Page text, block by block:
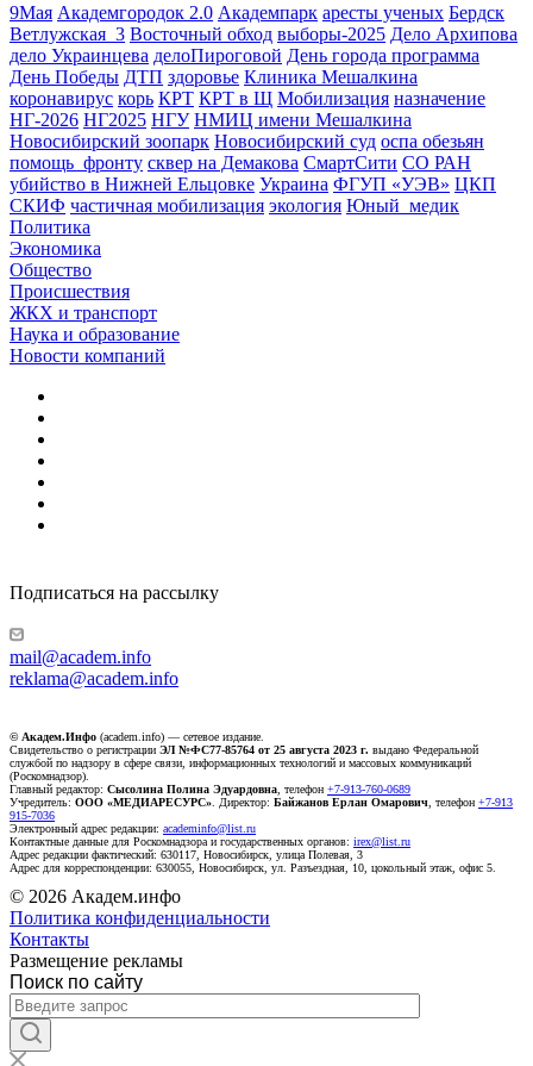
9Мая Академгородок 2.0 Академпарк аресты ученых Бердск
Ветлужская_3 Восточный обход выборы-2025 Дело Архипова
дело Украинцева делоПироговой День города программа
День Победы ДТП здоровье Клиника Мешалкина
коронавирус корь КРТ КРТ в Щ Мобилизация назначение
НГ-2026 НГ2025 НГУ НМИЦ имени Мешалкина
Новосибирский зоопарк Новосибирский суд оспа обезьян
помощь_фронту сквер на Демакова СмартСити СО РАН
убийство в Нижней Ельцовке Украина ФГУП «УЭВ» ЦКП
СКИФ частичная мобилизация экология Юный_медик
Политика
Экономика
Общество
Происшествия
ЖКХ и транспорт
Наука и образование
Новости компаний
Подписаться на рассылку
mail@academ.info
reklama@academ.info
© Академ.Инфо (academ.info) — сетевое издание.
Свидетельство о регистрации ЭЛ №ФС77-85764 от 25 августа 2023 г. выдано Федеральной
службой по надзору в сфере связи, информационных технологий и массовых коммуникаций
(Роскомнадзор).
Главный редактор: Сысолина Полина Эдуардовна , телефон +7-913-760-0689
Учредитель: ООО «МЕДИАРЕСУРС» . Директор: Байжанов Ерлан Омарович , телефон +7-913
915-7036
Электронный адрес редакции: academinfo@list.ru
Контактные данные для Роскомнадзора и государственных органов: irex@list.ru
Адрес редакции фактический: 630117, Новосибирск, улица Полевая, 3
Адрес для корреспонденции: 630055, Новосибирск, ул. Разъездная, 10, цокольный этаж, офис 5.
© 2026 Академ.инфо
Политика конфиденциальности
Контакты
Размещение рекламы
Поиск по сайту